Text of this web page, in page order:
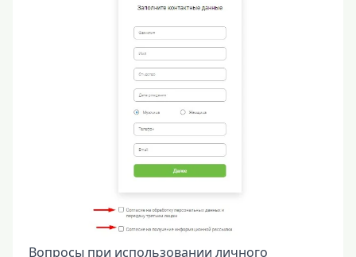
Вопросы при использовании личного